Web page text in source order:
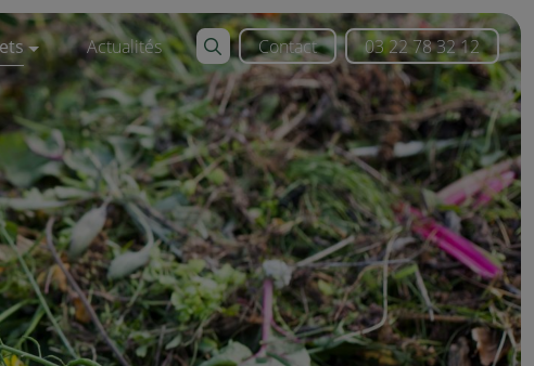
non valorisables
non ferreux
Actualités Contact 03 22 78 32 12